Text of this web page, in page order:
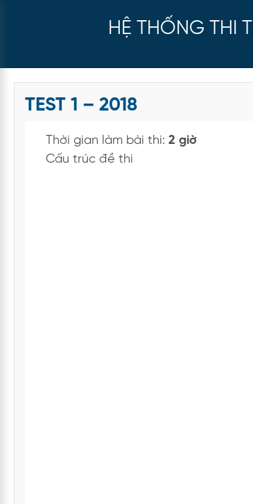
HỆ THỐNG THI
TEST 1 – 2018
Thời gian làm bài thi: 2 giờ
Cấu trúc đề thi